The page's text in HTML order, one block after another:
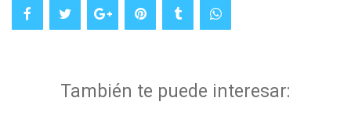
También te puede interesar: